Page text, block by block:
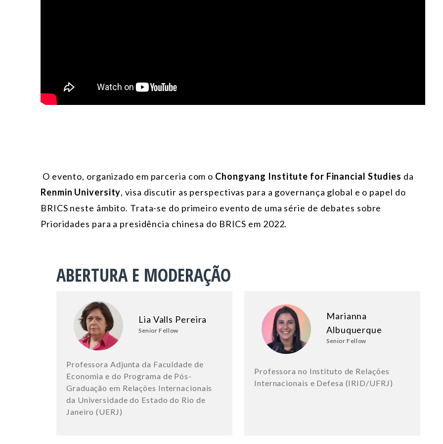
O evento, organizado em parceria com o Chongyang Institute for Financial Studies da
Renmin University, visa discutir as perspectivas para a governança global e o papel do
BRICS neste âmbito. Trata-se do primeiro evento de uma série de debates sobre
Prioridades para a presidência chinesa do BRICS em 2022.
ABERTURA E MODERAÇÃO
Lia Valls Pereira
Senior Fellow
Professora Adjunta da Faculdade de
Economia e do Programa de Pós-
Graduação em Relações Internacionais
da Universidade do Estado do Rio de
Janeiro (UERJ)
Marianna
Albuquerque
Senior Fellow
Professora no Instituto de Relações
Internacionais e Defesa (IRID/UFRJ)